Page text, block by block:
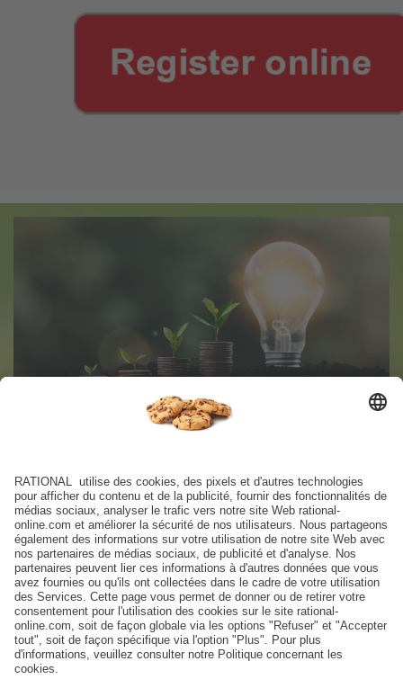
Conseils et astuces pour
RATIONAL.
Vous souhaitez en savoir plus sur les économies
d’énergie réalisables en cuisine avec l’iCombi Pro ou
l’iVario ? Alors ceci pourrait également vous
intéresser: